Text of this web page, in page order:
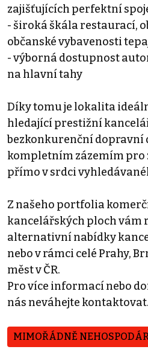
zajišťujících perfektní
- široká škála restaurací,
občanské vybavenosti
- výborná dostupnost
na hlavní tahy
Díky tomu je lokalita
hledající prestižní
bezkonkurenční dopravní
kompletním zázemím pro
přímo v srdci
Z našeho portfolia
kancelářských ploch vám
alternativní nabídky
nebo v rámci celé Prahy,
měst v ČR.
Pro více informací nebo
nás neváhejte kontaktovat.
MIMOŘÁDNĚ